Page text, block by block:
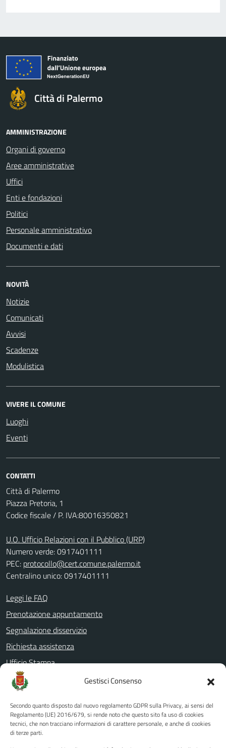
Gestisci Consenso
Secondo quanto disposto dal nuovo regolamento GDPR sulla Privacy, ai sensi del
Regolamento (UE) 2016/679, si rende noto che questo sito fa uso di cookies
tecnici, che non tracciano informazioni di carattere personale, e anche di cookies
di terze parti.
Città di Palermo
AMMINISTRAZIONE
Organi di governo
Aree amministrative
Uffici
Enti e fondazioni
Politici
Personale amministrativo
Documenti e dati
NOVITÀ
Notizie
Comunicati
Avvisi
Scadenze
Modulistica
VIVERE IL COMUNE
Luoghi
Eventi
CONTATTI
Città di Palermo
Piazza Pretoria, 1
Codice fiscale / P. IVA:80016350821
U.O. Ufficio Relazioni con il Pubblico (URP)
Numero verde: 0917401111
PEC: protocollo@cert.comune.palermo.it
Centralino unico: 0917401111
Leggi le FAQ
Prenotazione appuntamento
Segnalazione disservizio
Richiesta assistenza
Ufficio Stampa
Amministrazione Trasparente
Albo pretorio
Informativa privacy
Note legali